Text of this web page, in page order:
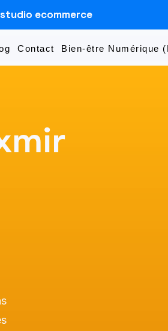
ecommerce
Contact Bien-être Numérique